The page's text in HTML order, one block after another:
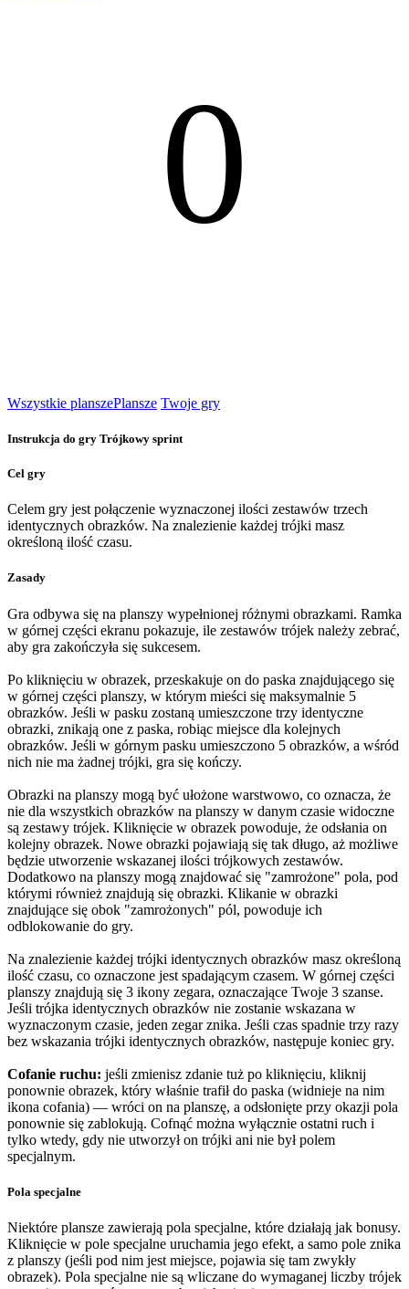
0
Wszystkie planszePlansze Twoje gry
Instrukcja do gry Trójkowy sprint
Cel gry
Celem gry jest połączenie wyznaczonej ilości zestawów trzech
identycznych obrazków. Na znalezienie każdej trójki masz
określoną ilość czasu.
Zasady
Gra odbywa się na planszy wypełnionej różnymi obrazkami. Ramka
w górnej części ekranu pokazuje, ile zestawów trójek należy zebrać,
aby gra zakończyła się sukcesem.
Po kliknięciu w obrazek, przeskakuje on do paska znajdującego się
w górnej części planszy, w którym mieści się maksymalnie 5
obrazków. Jeśli w pasku zostaną umieszczone trzy identyczne
obrazki, znikają one z paska, robiąc miejsce dla kolejnych
obrazków. Jeśli w górnym pasku umieszczono 5 obrazków, a wśród
nich nie ma żadnej trójki, gra się kończy.
Obrazki na planszy mogą być ułożone warstwowo, co oznacza, że
nie dla wszystkich obrazków na planszy w danym czasie widoczne
są zestawy trójek. Kliknięcie w obrazek powoduje, że odsłania on
kolejny obrazek. Nowe obrazki pojawiają się tak długo, aż możliwe
będzie utworzenie wskazanej ilości trójkowych zestawów.
Dodatkowo na planszy mogą znajdować się "zamrożone" pola, pod
którymi również znajdują się obrazki. Klikanie w obrazki
znajdujące się obok "zamrożonych" pól, powoduje ich
odblokowanie do gry.
Na znalezienie każdej trójki identycznych obrazków masz określoną
ilość czasu, co oznaczone jest spadającym czasem. W górnej części
planszy znajdują się 3 ikony zegara, oznaczające Twoje 3 szanse.
Jeśli trójka identycznych obrazków nie zostanie wskazana w
wyznaczonym czasie, jeden zegar znika. Jeśli czas spadnie trzy razy
bez wskazania trójki identycznych obrazków, następuje koniec gry.
Cofanie ruchu: jeśli zmienisz zdanie tuż po kliknięciu, kliknij
ponownie obrazek, który właśnie trafił do paska (widnieje na nim
ikona cofania) — wróci on na planszę, a odsłonięte przy okazji pola
ponownie się zablokują. Cofnąć można wyłącznie ostatni ruch i
tylko wtedy, gdy nie utworzył on trójki ani nie był polem
specjalnym.
Pola specjalne
Niektóre plansze zawierają pola specjalne, które działają jak bonusy.
Kliknięcie w pole specjalne uruchamia jego efekt, a samo pole znika
z planszy (jeśli pod nim jest miejsce, pojawia się tam zwykły
obrazek). Pola specjalne nie są wliczane do wymaganej liczby trójek